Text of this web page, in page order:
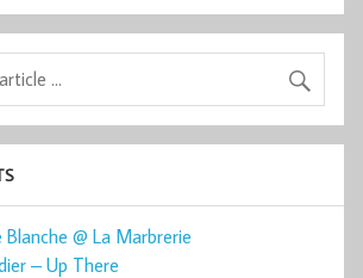
@ La Marbrerie
– Up There